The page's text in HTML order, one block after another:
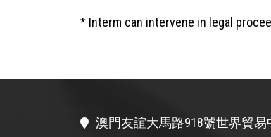
* Interm can intervene in legal
澳門友誼大馬路918號世界貿易